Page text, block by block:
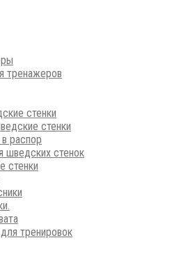
тренажеров
стенки
стенки
распор
шведских стенок
стенки
тренировок